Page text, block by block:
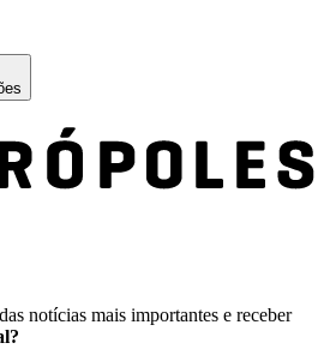
notícias mais importantes e receber